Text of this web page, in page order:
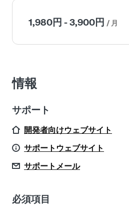
1,980円 - 3,900円 / 月
情報
サポート
開発者向けウェブサイト
サポートウェブサイト
サポートメール
必須項目